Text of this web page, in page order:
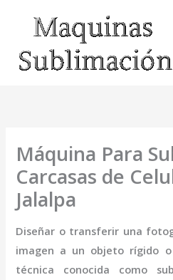
contenido
Máquina Para
Carcasas de
Jalalpa
Diseñar o transferir una
imagen a un objeto rígido
técnica conocida como